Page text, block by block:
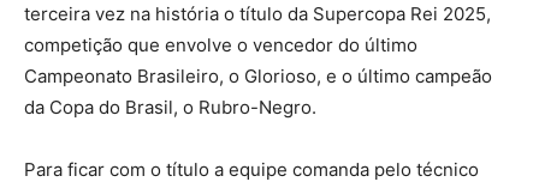
terceira vez na história o título da Supercopa Rei 2025,
competição que envolve o vencedor do último
Campeonato Brasileiro, o Glorioso, e o último campeão
da Copa do Brasil, o Rubro-Negro.
Para ficar com o título a equipe comanda pelo técnico